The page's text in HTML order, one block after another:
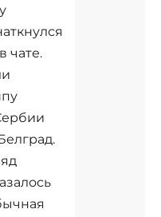
чате.